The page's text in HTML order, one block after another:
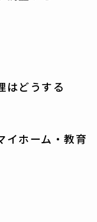
はどうする
イホーム・教育